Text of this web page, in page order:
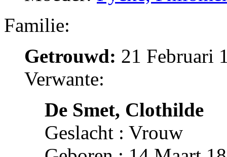
Familie:
Getrouwd: 21 Februari
Verwante:
De Smet, Clothilde
Geslacht : Vrouw